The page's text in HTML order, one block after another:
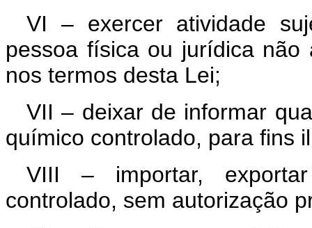
VI – exercer atividade
pessoa física ou jurídica não
nos termos desta Lei;
VII – deixar de informar
químico controlado, para fins
VIII – importar,
controlado, sem autorização